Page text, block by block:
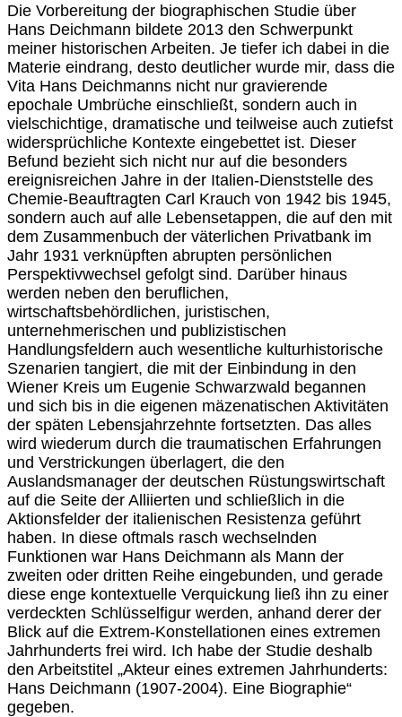
Die Vorbereitung der biographischen Studie über
Hans Deichmann bildete 2013 den Schwerpunkt
meiner historischen Arbeiten. Je tiefer ich dabei in die
Materie eindrang, desto deutlicher wurde mir, dass die
Vita Hans Deichmanns nicht nur gravierende
epochale Umbrüche einschließt, sondern auch in
vielschichtige, dramatische und teilweise auch zutiefst
widersprüchliche Kontexte eingebettet ist. Dieser
Befund bezieht sich nicht nur auf die besonders
ereignisreichen Jahre in der Italien-Dienststelle des
Chemie-Beauftragten Carl Krauch von 1942 bis 1945,
sondern auch auf alle Lebensetappen, die auf den mit
dem Zusammenbuch der väterlichen Privatbank im
Jahr 1931 verknüpften abrupten persönlichen
Perspektivwechsel gefolgt sind. Darüber hinaus
werden neben den beruflichen,
wirtschaftsbehördlichen, juristischen,
unternehmerischen und publizistischen
Handlungsfeldern auch wesentliche kulturhistorische
Szenarien tangiert, die mit der Einbindung in den
Wiener Kreis um Eugenie Schwarzwald begannen
und sich bis in die eigenen mäzenatischen Aktivitäten
der späten Lebensjahrzehnte fortsetzten. Das alles
wird wiederum durch die traumatischen Erfahrungen
und Verstrickungen überlagert, die den
Auslandsmanager der deutschen Rüstungswirtschaft
auf die Seite der Alliierten und schließlich in die
Aktionsfelder der italienischen Resistenza geführt
haben. In diese oftmals rasch wechselnden
Funktionen war Hans Deichmann als Mann der
zweiten oder dritten Reihe eingebunden, und gerade
diese enge kontextuelle Verquickung ließ ihn zu einer
verdeckten Schlüsselfigur werden, anhand derer der
Blick auf die Extrem-Konstellationen eines extremen
Jahrhunderts frei wird. Ich habe der Studie deshalb
den Arbeitstitel „Akteur eines extremen Jahrhunderts:
Hans Deichmann (1907-2004). Eine Biographie“
gegeben.